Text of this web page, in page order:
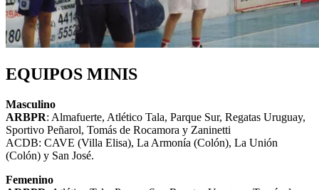
EQUIPOS MINIS
Masculino
ARBPR: Almafuerte, Atlético Tala, Parque Sur, Regatas Uruguay,
Sportivo Peñarol, Tomás de Rocamora y Zaninetti
ACDB: CAVE (Villa Elisa), La Armonía (Colón), La Unión
(Colón) y San José.
Femenino